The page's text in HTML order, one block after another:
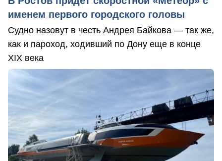
именем первого городского головы
Судно назовут в честь Андрея Байкова — так же,
как и пароход, ходивший по Дону еще в конце
XIX века